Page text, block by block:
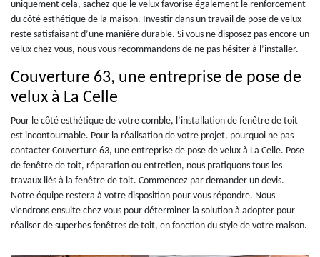
uniquement cela, sachez que le velux favorise également le renforcement
du côté esthétique de la maison. Investir dans un travail de pose de velux
reste satisfaisant d’une manière durable. Si vous ne disposez pas encore un
velux chez vous, nous vous recommandons de ne pas hésiter à l’installer.
Couverture 63, une entreprise de pose de
velux à La Celle
Pour le côté esthétique de votre comble, l’installation de fenêtre de toit
est incontournable. Pour la réalisation de votre projet, pourquoi ne pas
contacter Couverture 63, une entreprise de pose de velux à La Celle. Pose
de fenêtre de toit, réparation ou entretien, nous pratiquons tous les
travaux liés à la fenêtre de toit. Commencez par demander un devis.
Notre équipe restera à votre disposition pour vous répondre. Nous
viendrons ensuite chez vous pour déterminer la solution à adopter pour
réaliser de superbes fenêtres de toit, en fonction du style de votre maison.